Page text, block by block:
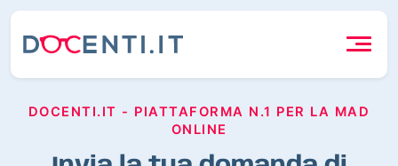
DOCENTI.IT - PIATTAFORMA N.1 PER LA MAD
ONLINE